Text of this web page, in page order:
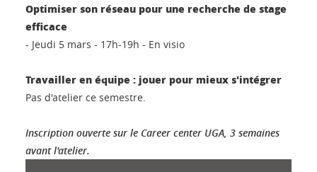
Optimiser son réseau pour une recherche de stage
efficace
- Jeudi 5 mars - 17h-19h - En visio
Travailler en équipe : jouer pour mieux s'intégrer
Pas d'atelier ce semestre.
Inscription ouverte sur le Career center UGA, 3 semaines
avant l'atelier.